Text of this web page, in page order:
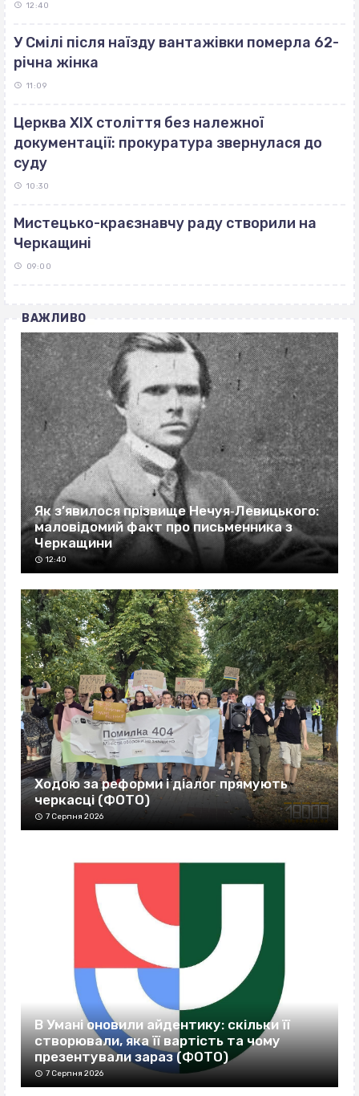
12:40
У Смілі після наїзду вантажівки померла 62-
річна жінка
11:09
Церква ХІХ століття без належної
документації: прокуратура звернулася до
суду
10:30
Мистецько-краєзнавчу раду створили на
Черкащині
09:00
ВАЖЛИВО
Як з’явилося прізвище Нечуя‐Левицького:
маловідомий факт про письменника з
Черкащини
12:40
Ходою за реформи і діалог прямують
черкасці (ФОТО)
7 Серпня 2026
В Умані оновили айдентику: скільки її
створювали, яка її вартість та чому
презентували зараз (ФОТО)
7 Серпня 2026